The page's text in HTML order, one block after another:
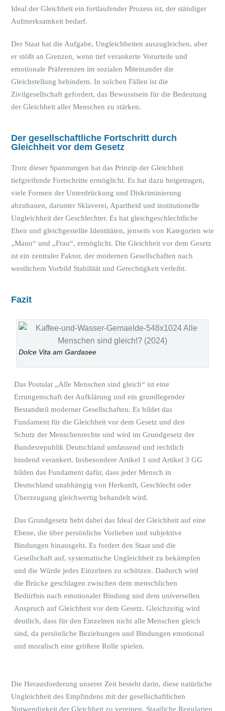
Ideal der Gleichheit ein fortlaufender Prozess ist, der ständiger
Aufmerksamkeit bedarf.
Der Staat hat die Aufgabe, Ungleichheiten auszugleichen, aber
er stößt an Grenzen, wenn tief verankerte Vorurteile und
emotionale Präferenzen im sozialen Miteinander die
Gleichstellung behindern. In solchen Fällen ist die
Zivilgesellschaft gefordert, das Bewusstsein für die Bedeutung
der Gleichheit aller Menschen zu stärken.
Der gesellschaftliche Fortschritt durch
Gleichheit vor dem Gesetz
Trotz dieser Spannungen hat das Prinzip der Gleichheit
tiefgreifende Fortschritte ermöglicht. Es hat dazu beigetragen,
viele Formen der Unterdrückung und Diskriminierung
abzubauen, darunter Sklaverei, Apartheid und institutionelle
Ungleichheit der Geschlechter. Es hat gleichgeschlechtliche
Ehen und gleichgestellte Identitäten, jenseits von Kategorien wie
„Mann“ und „Frau“, ermöglicht. Die Gleichheit vor dem Gesetz
ist ein zentraler Faktor, der modernen Gesellschaften nach
westlichem Vorbild Stabilität und Gerechtigkeit verleiht.
Fazit
Dolce Vita am Gardasee
Das Postulat „Alle Menschen sind gleich“ ist eine
Errungenschaft der Aufklärung und ein grundlegender
Bestandteil moderner Gesellschaften. Es bildet das
Fundament für die Gleichheit vor dem Gesetz und den
Schutz der Menschenrechte und wird im Grundgesetz der
Bundesrepublik Deutschland umfassend und rechtlich
bindend verankert. Insbesondere Artikel 1 und Artikel 3 GG
bilden das Fundament dafür, dass jeder Mensch in
Deutschland unabhängig von Herkunft, Geschlecht oder
Überzeugung gleichwertig behandelt wird.
Das Grundgesetz hebt dabei das Ideal der Gleichheit auf eine
Ebene, die über persönliche Vorlieben und subjektive
Bindungen hinausgeht. Es fordert den Staat und die
Gesellschaft auf, systematische Ungleichheit zu bekämpfen
und die Würde jedes Einzelnen zu schützen. Dadurch wird
die Brücke geschlagen zwischen dem menschlichen
Bedürfnis nach emotionaler Bindung und dem universellen
Anspruch auf Gleichheit vor dem Gesetz. Gleichzeitig wird
deutlich, dass für den Einzelnen nicht alle Menschen gleich
sind, da persönliche Beziehungen und Bindungen emotional
und moralisch eine größere Rolle spielen.
Die Herausforderung unserer Zeit besteht darin, diese natürliche
Ungleichheit des Empfindens mit der gesellschaftlichen
Notwendigkeit der Gleichheit zu vereinen. Staatliche Regularien